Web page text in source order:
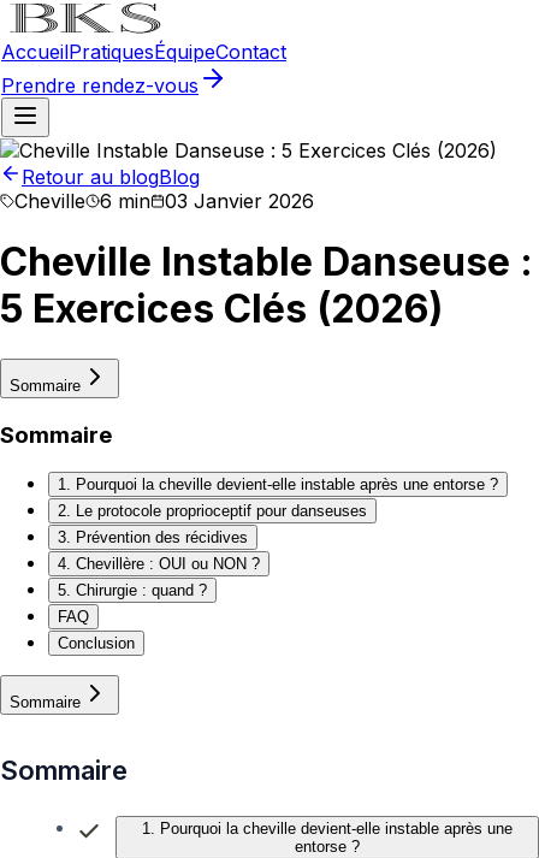
AccueilPratiquesÉquipeContact
Prendre rendez-vous
Retour au blogBlog
Cheville 6 min 03 Janvier 2026
Cheville Instable Danseuse :
5 Exercices Clés (2026)
Sommaire
Sommaire
1. Pourquoi la cheville devient-elle instable après une entorse ?
2. Le protocole proprioceptif pour danseuses
3. Prévention des récidives
4. Chevillère : OUI ou NON ?
5. Chirurgie : quand ?
FAQ
Conclusion
Sommaire
Sommaire
1. Pourquoi la cheville devient-elle instable après une
entorse ?